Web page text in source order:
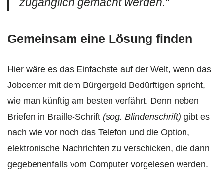
zugänglich gemacht werden.“
Gemeinsam eine Lösung finden
Hier wäre es das Einfachste auf der Welt, wenn das
Jobcenter mit dem Bürgergeld Bedürftigen spricht,
wie man künftig am besten verfährt. Denn neben
Briefen in Braille-Schrift (sog. Blindenschrift) gibt es
nach wie vor noch das Telefon und die Option,
elektronische Nachrichten zu verschicken, die dann
gegebenenfalls vom Computer vorgelesen werden.